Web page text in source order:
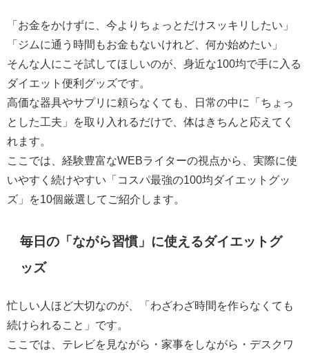
「お金をかけずに、今よりちょっとだけスッキリしたい」
「ジムに通う時間もお金もないけれど、何か始めたい」
そんな人にこそ試してほしいのが、身近な100均で手に入る
ダイエット便利グッズです。
高価な器具やサプリに頼らなくても、日常の中に「ちょっ
とした工夫」を取り入れるだけで、体はきちんと応えてく
れます。
ここでは、経験豊富なWEBライターの視点から、実際に使
いやすく続けやすい「コスパ最強の100均ダイエットグッ
ズ」を10個厳選してご紹介します。
毎日の「ながら習慣」に使えるダイエットグ
ッズ
忙しい人ほど大切なのが、「わざわざ時間を作らなくても
続けられること」です。
ここでは、テレビを見ながら・家事をしながら・デスクワ